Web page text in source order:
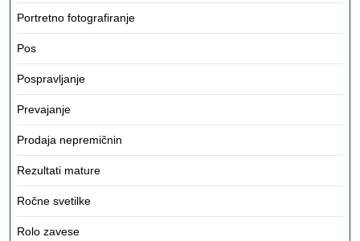
Portretno fotografiranje
Pos
Pospravljanje
Prevajanje
Prodaja nepremičnin
Rezultati mature
Ročne svetilke
Rolo zavese